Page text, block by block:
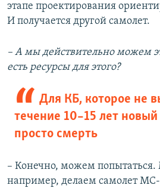
этапе проектирования
И получается другой самолет.
– А мы действительно можем
есть ресурсы для этого?
Для КБ, которое не
течение 10–15 лет новый
просто смерть
– Конечно, можем
например, делаем самолет МС-